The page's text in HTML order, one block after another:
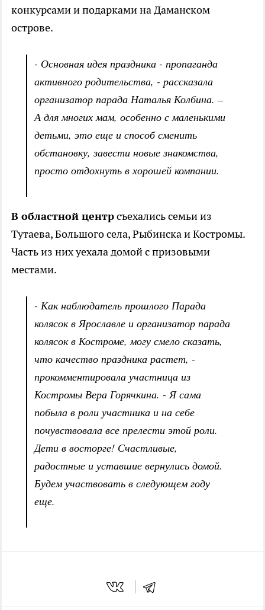
конкурсами и подарками на Даманском
острове.
- Основная идея праздника - пропаганда
активного родительства, - рассказала
организатор парада Наталья Колбина. –
А для многих мам, особенно с маленькими
детьми, это еще и способ сменить
обстановку, завести новые знакомства,
просто отдохнуть в хорошей компании.
В областной центрсъехались семьи из
Тутаева, Большого села, Рыбинска и Костромы.
Часть из них уехала домой с призовыми
местами.
- Как наблюдатель прошлого Парада
колясок в Ярославле и организатор парада
колясок в Костроме, могу смело сказать,
что качество праздника растет, -
прокомментировала участница из
Костромы Вера Горячкина. - Я сама
побыла в роли участника и на себе
почувствовала все прелести этой роли.
Дети в восторге! Счастливые,
радостные и уставшие вернулись домой.
Будем участвовать в следующем году
еще.